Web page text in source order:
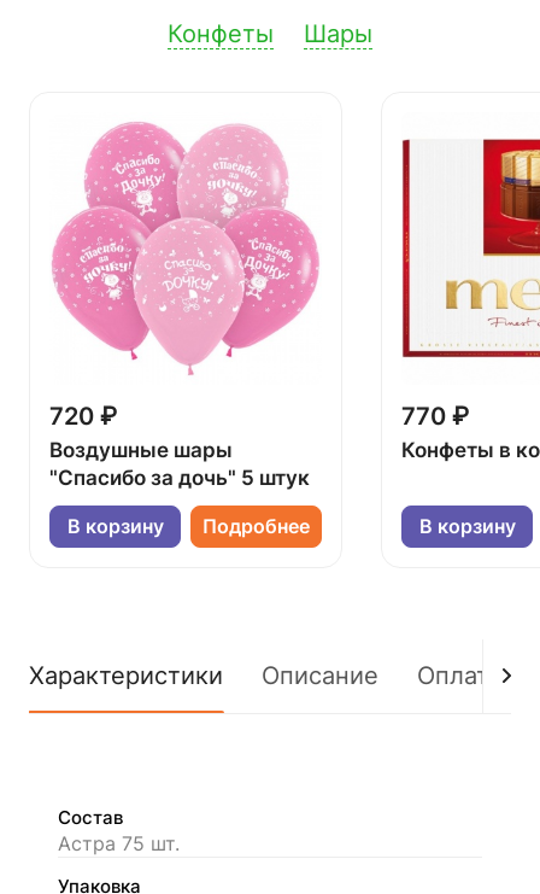
Конфеты Шары
720 ₽
Воздушные шары
"Спасибо за дочь" 5 штук
В корзину Подробнее
770 ₽
Конфеты в
В корзину
Характеристики Описание Оплата
Состав
Астра 75 шт.
Упаковка